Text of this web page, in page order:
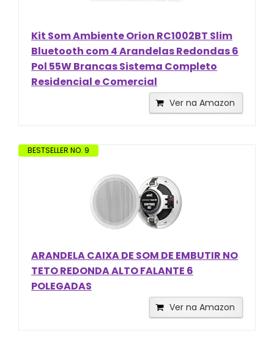
Kit Som Ambiente Orion RC1002BT Slim
Bluetooth com 4 Arandelas Redondas 6
Pol 55W Brancas Sistema Completo
Residencial e Comercial
Ver na Amazon
BESTSELLER NO. 9
ARANDELA CAIXA DE SOM DE EMBUTIR NO
TETO REDONDA ALTO FALANTE 6
POLEGADAS
Ver na Amazon